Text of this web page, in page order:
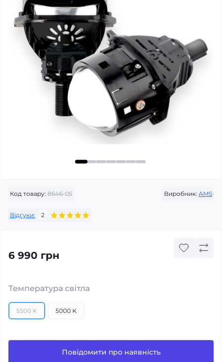
Код товару: 8646-05 Виробник: AMS
Відгуки: 2
6 990 грн
Температура світла
5500 K 5000 K
Повідомити про наявність